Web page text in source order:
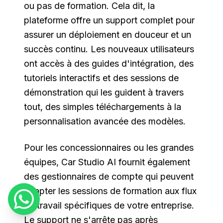
ou pas de formation. Cela dit, la
plateforme offre un support complet pour
assurer un déploiement en douceur et un
succès continu. Les nouveaux utilisateurs
ont accès à des guides d'intégration, des
tutoriels interactifs et des sessions de
démonstration qui les guident à travers
tout, des simples téléchargements à la
personnalisation avancée des modèles.
Pour les concessionnaires ou les grandes
équipes, Car Studio AI fournit également
des gestionnaires de compte qui peuvent
adapter les sessions de formation aux flux
de travail spécifiques de votre entreprise.
Le support ne s'arrête pas après